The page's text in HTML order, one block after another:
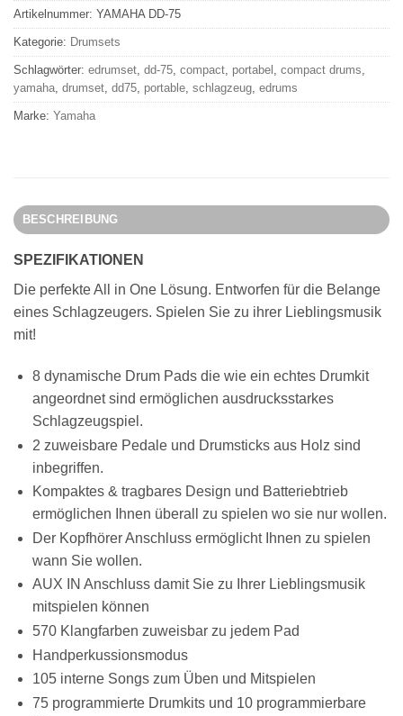
Artikelnummer: YAMAHA DD-75
Kategorie: Drumsets
Schlagwörter: edrumset, dd-75, compact, portabel , compact drums,
yamaha, drumset, dd75, portable, schlagzeug, edrums
Marke: Yamaha
BESCHREIBUNG
SPEZIFIKATIONEN
Die perfekte All in One Lösung. Entworfen für die Belange
eines Schlagzeugers. Spielen Sie zu ihrer Lieblingsmusik
mit!
8 dynamische Drum Pads die wie ein echtes Drumkit
angeordnet sind ermöglichen ausdrucksstarkes
Schlagzeugspiel.
2 zuweisbare Pedale und Drumsticks aus Holz sind
inbegriffen.
Kompaktes & tragbares Design und Batteriebtrieb
ermöglichen Ihnen überall zu spielen wo sie nur wollen.
Der Kopfhörer Anschluss ermöglicht Ihnen zu spielen
wann Sie wollen.
AUX IN Anschluss damit Sie zu Ihrer Lieblingsmusik
mitspielen können
570 Klangfarben zuweisbar zu jedem Pad
Handperkussionsmodus
105 interne Songs zum Üben und Mitspielen
75 programmierte Drumkits und 10 programmierbare